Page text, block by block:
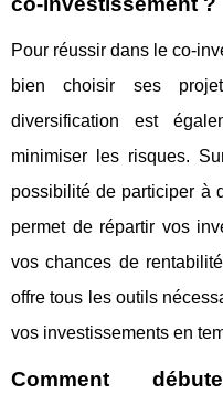
Pour réussir dans le co-
bien choisir ses
diversification est
minimiser les risques.
possibilité de participer à
permet de répartir vos
vos chances de
offre tous les outils
vos investissements en
Comment